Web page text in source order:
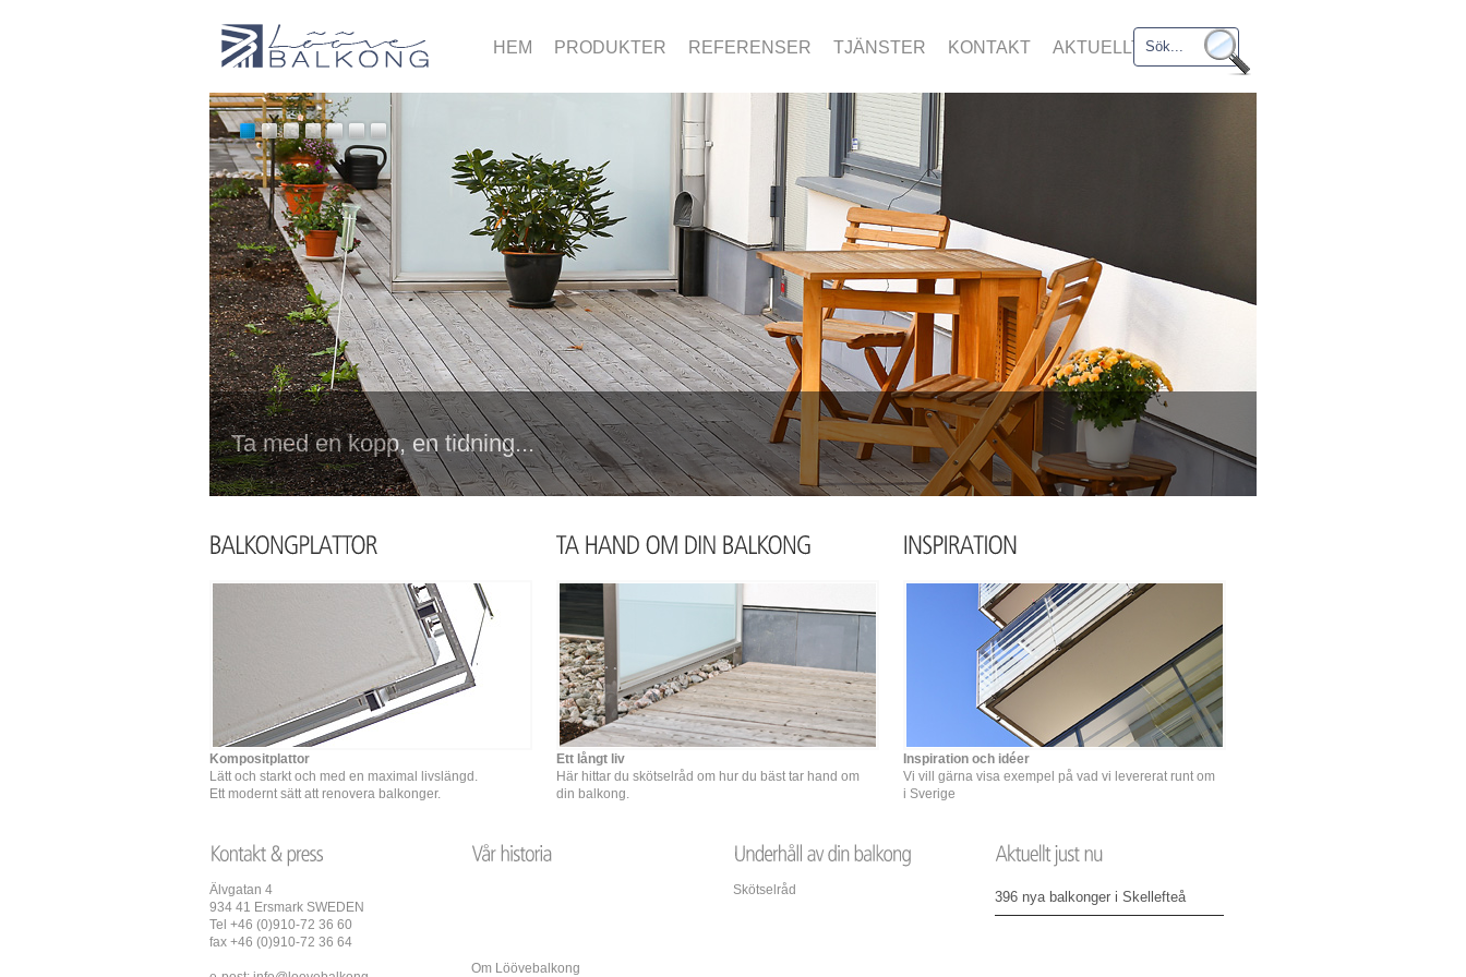
HEM PRODUKTER REFERENSER TJÄNSTER KONTAKT AKTUELLT
Ta med en kopp, en tidning...
Kompositplattor
Lätt och starkt och med en maximal livslängd.
Ett modernt sätt att renovera balkonger.
Ett långt liv
Här hittar du skötselråd om hur du bäst tar hand om
din balkong.
Inspiration och idéer
Vi vill gärna visa exempel på vad vi levererat runt om
i Sverige
Älvgatan 4
934 41 Ersmark SWEDEN
Tel +46 (0)910-72 36 60
fax +46 (0)910-72 36 64
Skötselråd 396 nya balkonger i Skellefteå
Om Löövebalkong